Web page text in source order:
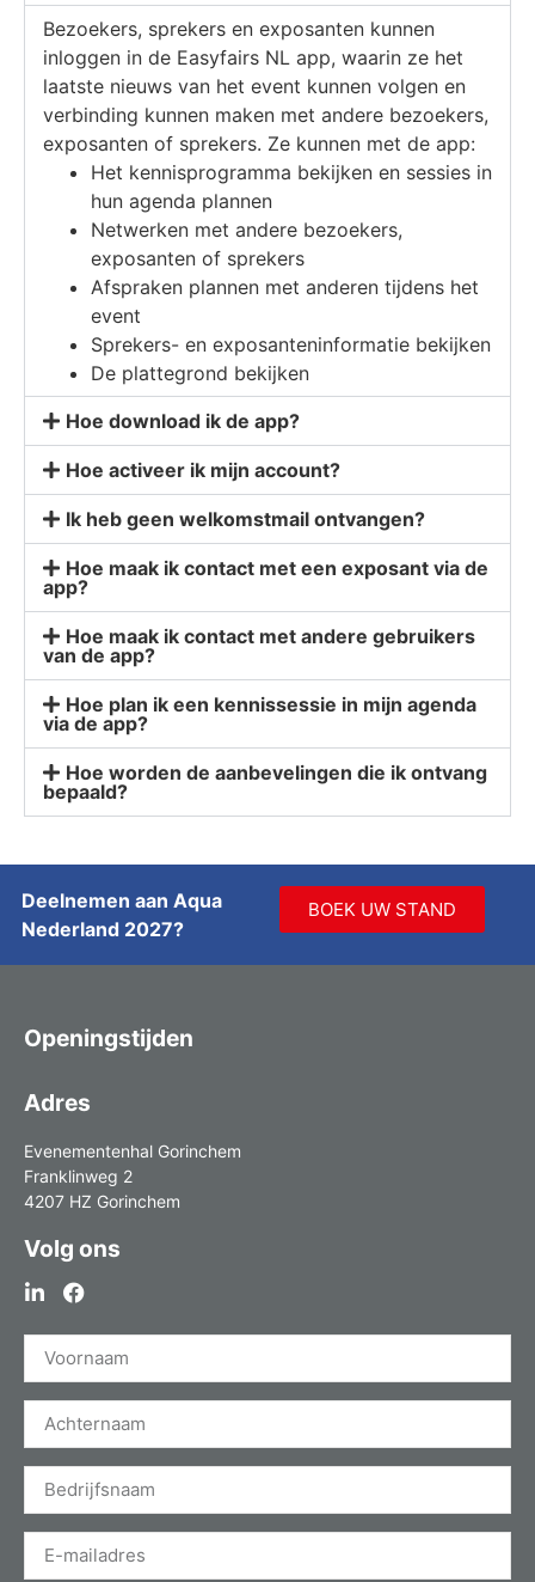
Bezoekers, sprekers en exposanten kunnen
inloggen in de Easyfairs NL app, waarin ze het
laatste nieuws van het event kunnen volgen en
verbinding kunnen maken met andere bezoekers,
exposanten of sprekers. Ze kunnen met de app:
Het kennisprogramma bekijken en sessies in
hun agenda plannen
Netwerken met andere bezoekers,
exposanten of sprekers
Afspraken plannen met anderen tijdens het
event
Sprekers- en exposanteninformatie bekijken
De plattegrond bekijken
Hoe download ik de app?
Hoe activeer ik mijn account?
Ik heb geen welkomstmail ontvangen?
Hoe maak ik contact met een exposant via de
app?
Hoe maak ik contact met andere gebruikers
van de app?
Hoe plan ik een kennissessie in mijn agenda
via de app?
Hoe worden de aanbevelingen die ik ontvang
bepaald?
Deelnemen aan Aqua
Nederland 2027?
BOEK UW STAND
Openingstijden
Adres
Evenementenhal Gorinchem
Franklinweg 2
4207 HZ Gorinchem
Volg ons